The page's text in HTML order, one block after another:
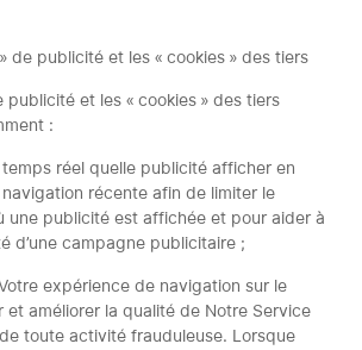
de publicité et les « cookies » des tiers
publicité et les « cookies » des tiers
:
réel quelle publicité afficher en
récente afin de limiter le
une publicité est affichée et pour aider à
d’une campagne publicitaire ;
expérience de navigation sur le
et améliorer la qualité de Notre Service
toute activité frauduleuse. Lorsque